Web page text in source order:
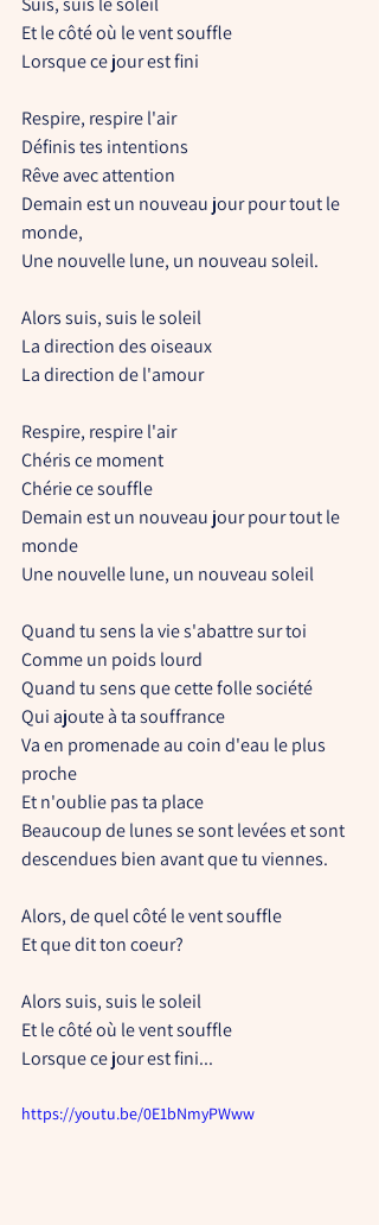
Et le côté où le vent souffle
Lorsque ce jour est fini
Respire, respire l'air
Définis tes intentions
Rêve avec attention
Demain est un nouveau jour pour tout le
monde,
Une nouvelle lune, un nouveau soleil.
Alors suis, suis le soleil
La direction des oiseaux
La direction de l'amour
Respire, respire l'air
Chéris ce moment
Chérie ce souffle
Demain est un nouveau jour pour tout le
monde
Une nouvelle lune, un nouveau soleil
Quand tu sens la vie s'abattre sur toi
Comme un poids lourd
Quand tu sens que cette folle société
Qui ajoute à ta souffrance
Va en promenade au coin d'eau le plus
proche
Et n'oublie pas ta place
Beaucoup de lunes se sont levées et sont
descendues bien avant que tu viennes.
Alors, de quel côté le vent souffle
Et que dit ton coeur?
Alors suis, suis le soleil
Et le côté où le vent souffle
Lorsque ce jour est fini...
https://youtu.be/0E1bNmyPWww